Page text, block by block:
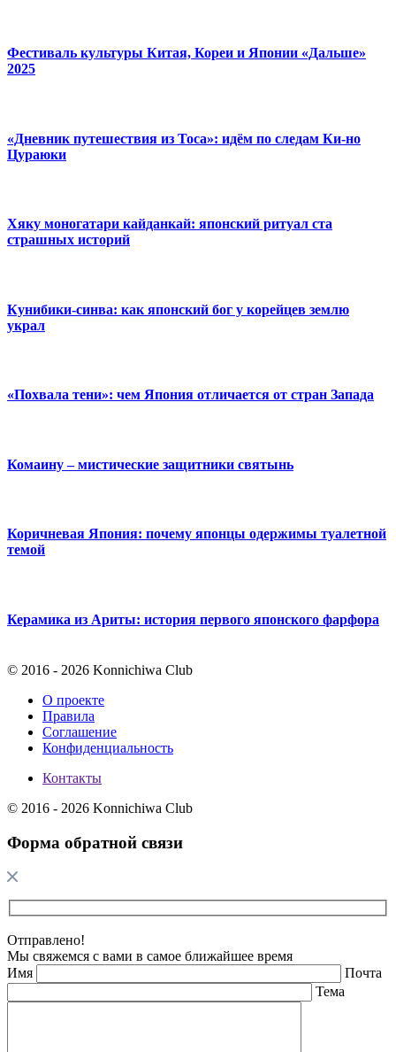
Фестиваль культуры Китая, Кореи и Японии «Дальше»
2025
«Дневник путешествия из Тоса»: идём по следам Ки-но
Цураюки
Хяку моногатари кайданкай: японский ритуал ста
страшных историй
Кунибики-синва: как японский бог у корейцев землю
украл
«Похвала тени»: чем Япония отличается от стран Запада
Комаину – мистические защитники святынь
Коричневая Япония: почему японцы одержимы туалетной
темой
Керамика из Ариты: история первого японского фарфора
© 2016 - 2026 Konnichiwa Club
О проекте
Правила
Соглашение
Конфиденциальность
Контакты
© 2016 - 2026 Konnichiwa Club
Форма обратной связи
Отправлено!
Мы свяжемся с вами в самое ближайшее время
Имя
Почта
Тема